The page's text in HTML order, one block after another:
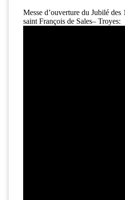
Messe d’ouverture du Jubilé des
saint François de Sales– Troyes: